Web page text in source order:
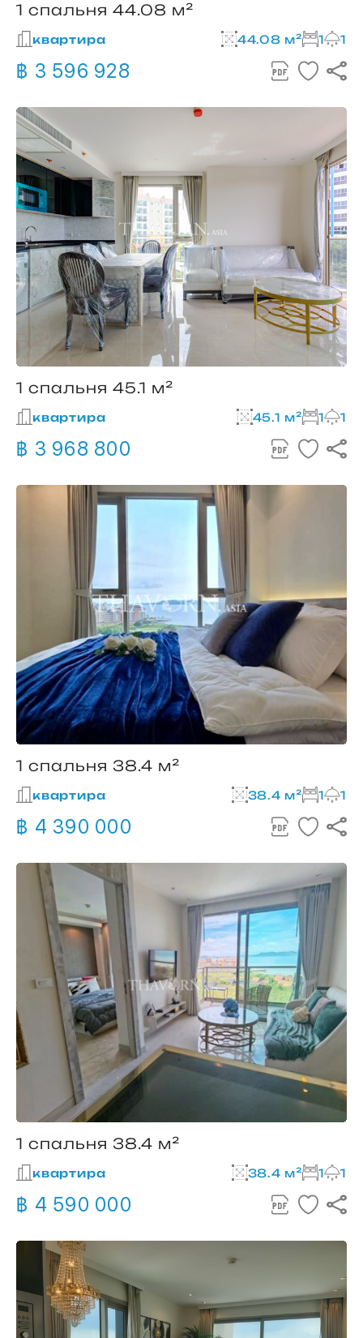
1 спальня 44.08 м²
квартира 44.08 м² 1 1
฿ 3 596 928
1 спальня 45.1 м²
квартира 45.1 м² 1 1
฿ 3 968 800
1 спальня 38.4 м²
квартира 38.4 м² 1 1
฿ 4 390 000
1 спальня 38.4 м²
квартира 38.4 м² 1 1
฿ 4 590 000